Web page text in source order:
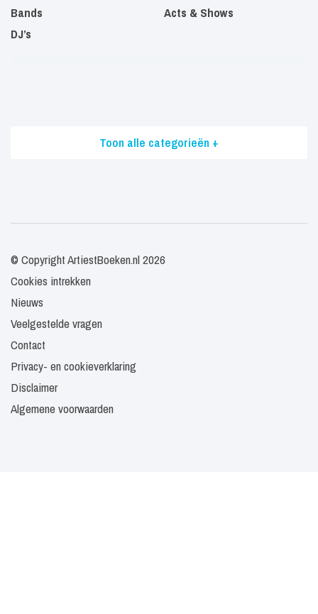
Bands
DJ’s
Acts & Shows
Toon alle categorieën +
© Copyright ArtiestBoeken.nl 2026
Cookies intrekken
Nieuws
Veelgestelde vragen
Contact
Privacy- en cookieverklaring
Disclaimer
Algemene voorwaarden